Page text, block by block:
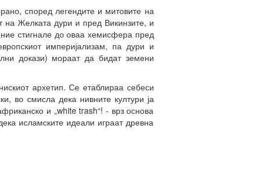
според легендите и митовите на
на Желката дури и пред Викинзите, и
стигнале до оваа хемисфера пред
империјализам, па дури и
докази) мораат да бидат земени
архетип. Се етаблираа себеси
во смисла дека нивните култури ја
и „white trash“! - врз основа
исламските идеали играат древна